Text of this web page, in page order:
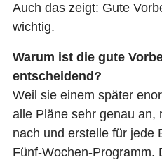
Auch das zeigt: Gute
wichtig.
Warum ist die gute
entscheidend?
Weil sie einem später
alle Pläne sehr genau an,
nach und erstelle für jede
Fünf-Wochen-Programm.